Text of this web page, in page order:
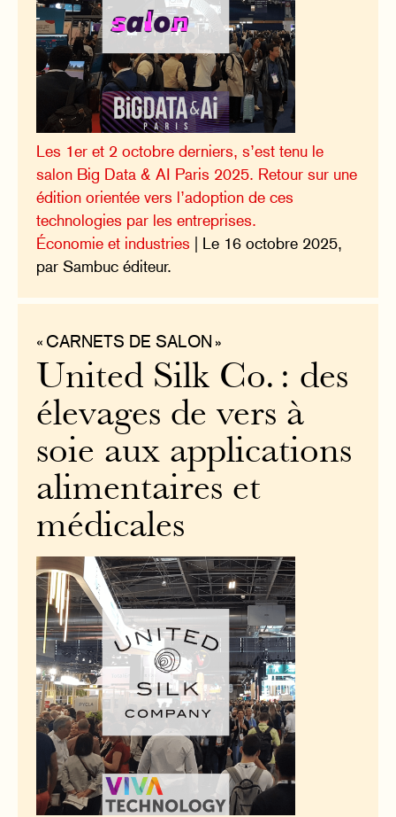
Les 1er et 2 octobre derniers, s’est tenu le
salon Big Data & AI Paris 2025. Retour sur une
édition orientée vers l’adoption de ces
technologies par les entreprises.
Économie et industries | Le 16 octobre 2025,
par Sambuc éditeur.
« CARNETS DE SALON »
United Silk Co. : des
élevages de vers à
soie aux applications
alimentaires et
médicales